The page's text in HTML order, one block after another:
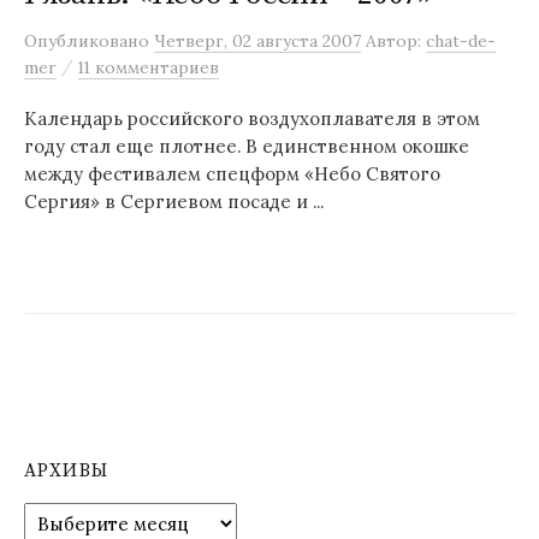
м
у
Опубликовано Четверг, 02 августа 2007 Автор: chat-de-
mer / 11 комментариев
Календарь российского воздухоплавателя в этом
году стал еще плотнее. В единственном окошке
между фестивалем спецформ «Небо Святого
Сергия» в Сергиевом посаде и ...
АРХИВЫ